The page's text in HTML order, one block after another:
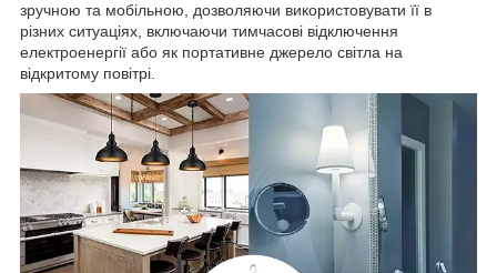
зручною та мобільною, дозволяючи використовувати її в
різних ситуаціях, включаючи тимчасові відключення
електроенергії або як портативне джерело світла на
відкритому повітрі.